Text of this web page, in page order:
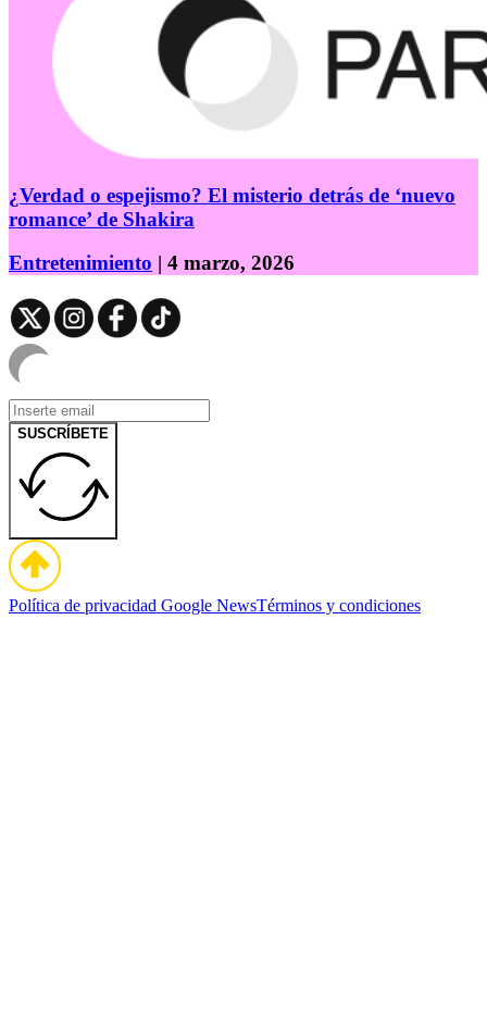
¿Verdad o espejismo? El misterio detrás de ‘nuevo
romance’ de Shakira
Entretenimiento | 4 marzo, 2026
SUSCRÍBETE
Política de privacidad Google NewsTérminos y condiciones